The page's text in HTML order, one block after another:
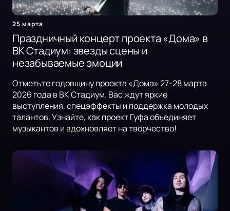
25 марта
Праздничный концерт проекта «Дома» в
ВК Стадиум: звезды сцены и
незабываемые эмоции
Отметьте годовщину проекта «Дома» 27-28 марта
2026 года в ВК Стадиум. Вас ждут яркие
выступления, спецэффекты и поддержка молодых
талантов. Узнайте, как проект Гуфа объединяет
музыкантов и вдохновляет на творчество!